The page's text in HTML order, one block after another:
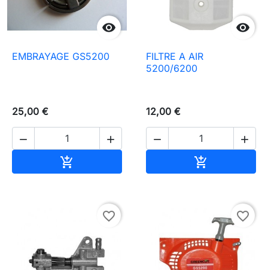

EMBRAYAGE GS5200
25,00 €
 


FILTRE A AIR
5200/6200
12,00 €
 

favorite_border favorite_border